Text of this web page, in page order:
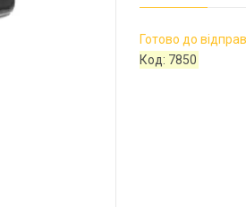
Готово до
Код: 7850